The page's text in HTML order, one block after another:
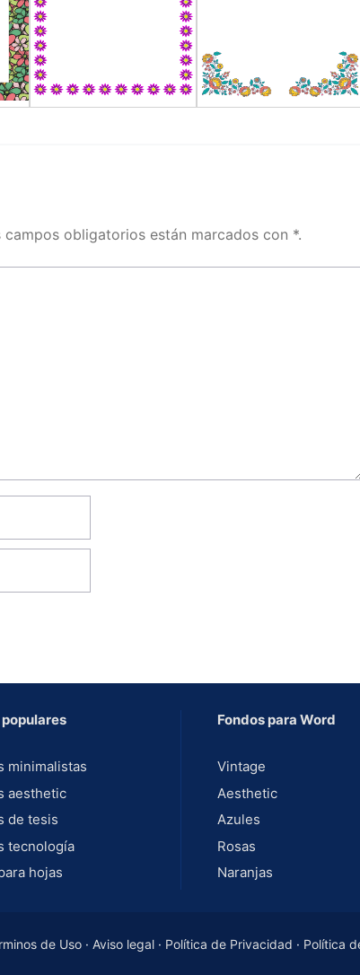
obligatorios están marcados con *.
minimalistas
aesthetic
de tesis
tecnología
hojas
Fondos para Word
Vintage
Aesthetic
Azules
Rosas
Naranjas
de Uso · Aviso legal · Política de Privacidad · Política